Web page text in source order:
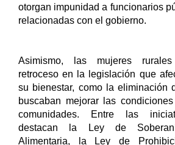
otorgan impunidad a funcionarios
relacionadas con el gobierno.
Asimismo, las mujeres
retroceso en la legislación que
su bienestar, como la eliminación
buscaban mejorar las
comunidades. Entre las
destacan la Ley de
Alimentaria, la Ley de